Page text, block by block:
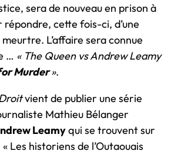
sera de nouveau en prison à
cette fois-ci, d’une
L’affaire sera connue
… « The Queen vs Andrew Leamy
Murder».
vient de publier une série
Mathieu Bélanger
Leamyqui se trouvent sur
Les historiens de l’Outaouais